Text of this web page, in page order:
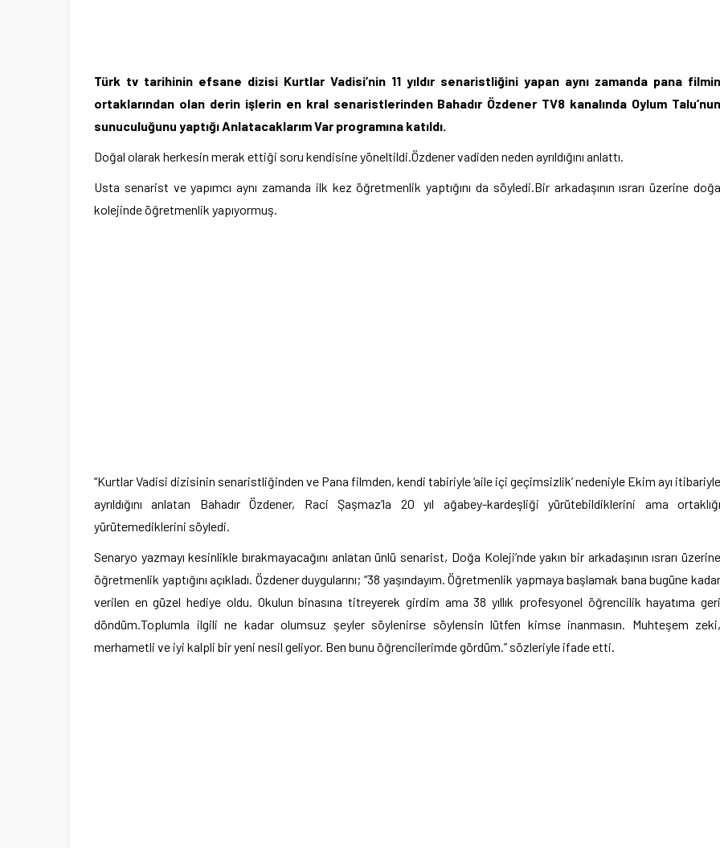
Türk tv tarihinin efsane dizisi Kurtlar Vadisi’nin 11 yıldır senaristliğini yapan aynı zamanda pana filmin
ortaklarından olan derin işlerin en kral senaristlerinden Bahadır Özdener TV8 kanalında Oylum Talu’nun
sunuculuğunu yaptığı Anlatacaklarım Var programına katıldı.
Doğal olarak herkesin merak ettiği soru kendisine yöneltildi.Özdener vadiden neden ayrıldığını anlattı.
Usta senarist ve yapımcı aynı zamanda ilk kez öğretmenlik yaptığını da söyledi.Bir arkadaşının ısrarı üzerine doğa
kolejinde öğretmenlik yapıyormuş.
“Kurtlar Vadisi dizisinin senaristliğinden ve Pana filmden, kendi tabiriyle ‘aile içi geçimsizlik’ nedeniyle Ekim ayı itibariyle
ayrıldığını anlatan Bahadır Özdener, Raci Şaşmaz’la 20 yıl ağabey-kardeşliği yürütebildiklerini ama ortaklığı
yürütemediklerini söyledi.
Senaryo yazmayı kesinlikle bırakmayacağını anlatan ünlü senarist, Doğa Koleji’nde yakın bir arkadaşının ısrarı üzerine
öğretmenlik yaptığını açıkladı. Özdener duygularını; “38 yaşındayım. Öğretmenlik yapmaya başlamak bana bugüne kadar
verilen en güzel hediye oldu. Okulun binasına titreyerek girdim ama 38 yıllık profesyonel öğrencilik hayatıma geri
döndüm.Toplumla ilgili ne kadar olumsuz şeyler söylenirse söylensin lütfen kimse inanmasın. Muhteşem zeki,
merhametli ve iyi kalpli bir yeni nesil geliyor. Ben bunu öğrencilerimde gördüm.” sözleriyle ifade etti.